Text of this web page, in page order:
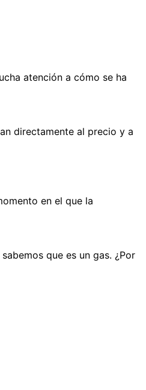
atención a cómo se ha
directamente al precio y a
en el que la
que es un gas. ¿Por